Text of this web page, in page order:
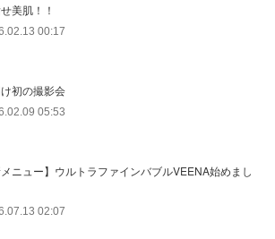
美肌！！
00:17
初の撮影会
05:53
メニュー】ウルトラファインバブルVEENA始めまし
02:07